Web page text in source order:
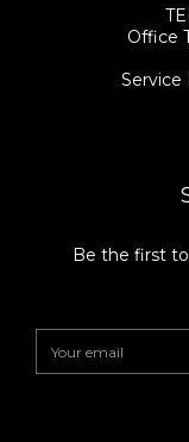
Office
Service
Be the first